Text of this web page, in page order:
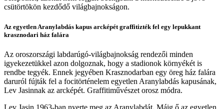
csütörtökön kezdődő világbajnokságon.
Az egyetlen Aranylabdás kapus arcképét graffitizték fel egy lepukkant
krasznodari ház falára
Az oroszországi labdarúgó-világbajnokság rendezői minden
igyekezetükkel azon dolgoznak, hogy a stadionok környékét is
rendbe tegyék. Ennek jegyében Krasznodarban egy öreg ház falára
daruról fújták fel a focitörténelem egyetlen Aranylabdás kapusának,
Lev Jasinnak az arcképét. Graffitiművészet orosz módra.
Lev Jasin 1963-ban nyerte meg az Aranylabdát. Máig ő az egyetlen